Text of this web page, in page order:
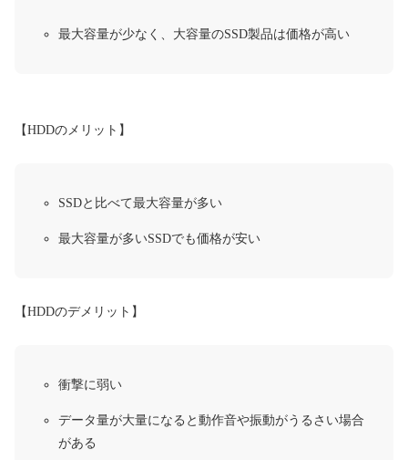
最大容量が少なく、大容量のSSD製品は価格が高い
【HDDのメリット】
SSDと比べて最大容量が多い
最大容量が多いSSDでも価格が安い
【HDDのデメリット】
衝撃に弱い
データ量が大量になると動作音や振動がうるさい場合
がある